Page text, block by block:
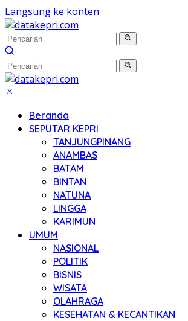
Langsung ke konten
Beranda
SEPUTAR KEPRI
TANJUNGPINANG
ANAMBAS
BATAM
BINTAN
NATUNA
LINGGA
KARIMUN
UMUM
NASIONAL
POLITIK
BISNIS
WISATA
OLAHRAGA
KESEHATAN & KECANTIKAN